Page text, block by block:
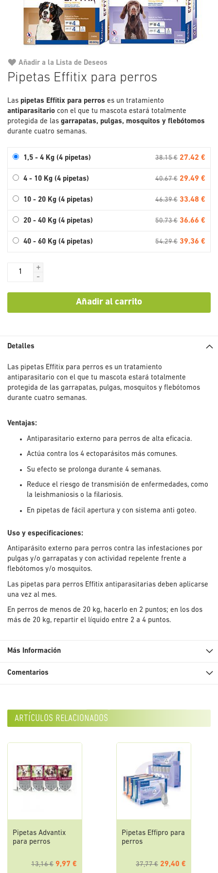
Pipetas Effitix para perros
Las pipetas Effitix para perros es un tratamiento
antiparasitario con el que tu mascota estará totalmente
protegida de las garrapatas, pulgas, mosquitos y flebótomos
durante cuatro semanas.
1,5 - 4 Kg (4 pipetas) 38.15 € 27.42 €
4 - 10 Kg (4 pipetas) 40.67 € 29.49 €
10 - 20 Kg (4 pipetas) 46.39 € 33.48 €
20 - 40 Kg (4 pipetas) 50.73 € 36.66 €
40 - 60 Kg (4 pipetas) 54.29 € 39.36 €
+
-
Añadir al carrito
Añadir a la Lista de Deseos
al
de
la
galería
Detalles
Las pipetas Effitix para perros es un tratamiento
antiparasitario con el que tu mascota estará totalmente
protegida de las garrapatas, pulgas, mosquitos y flebótomos
durante cuatro semanas.
Ventajas:
Antiparasitario externo para perros de alta eficacia.
Actúa contra los 4 ectoparásitos más comunes.
Su efecto se prolonga durante 4 semanas.
Reduce el riesgo de transmisión de enfermedades, como
la leishmaniosis o la filariosis.
En pipetas de fácil apertura y con sistema anti goteo.
Uso y especificaciones:
Antiparásito externo para perros contra las infestaciones por
pulgas y/o garrapatas y con actividad repelente frente a
flebótomos y/o mosquitos.
Las pipetas para perros Effitix antiparasitarias deben aplicarse
una vez al mes.
En perros de menos de 20 kg, hacerlo en 2 puntos; en los dos
más de 20 kg, repartir el líquido entre 2 a 4 puntos.
Más Información
Comentarios
artículos relacionados
Pipetas Advantix
para perros
13,16 € 9,97 €
Pipetas Effipro para
perros
37,77 € 29,40 €